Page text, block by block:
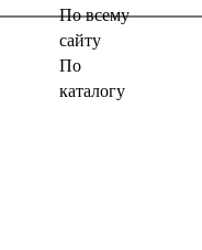
По всему
сайту
По
каталогу